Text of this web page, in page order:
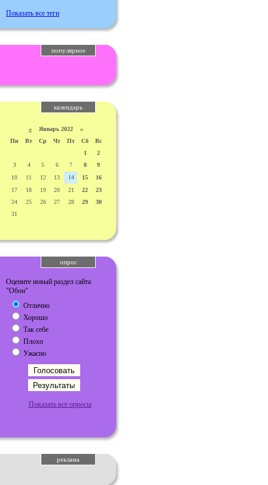
Показать все теги
популярное
календарь
« Январь 2022 »
Пн
Вт Ср Чт Пт Сб
Вс
1
2
3
4 5 6 7 8
9
10
11 12 13 14 15
16
17
18 19 20 21 22
23
24
25 26 27 28 29
30
31
опрос
Оцените новый раздел сайта
"Обои"
Отлично
Хорошо
Так себе
Плохо
Ужасно
Показать все опросы
реклама